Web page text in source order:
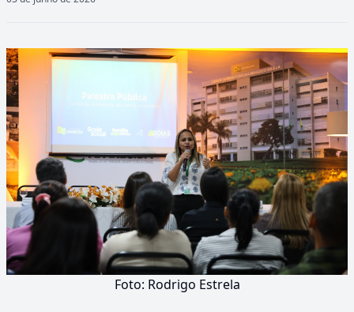
Foto: Rodrigo Estrela